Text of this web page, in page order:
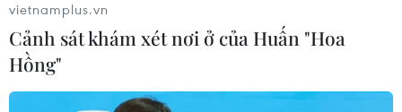
vietnamplus.vn
Cảnh sát khám xét nơi ở của Huấn "Hoa
Hồng"